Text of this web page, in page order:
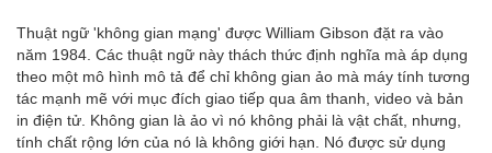
Thuật ngữ 'không gian mạng' được William Gibson đặt ra vào
năm 1984. Các thuật ngữ này thách thức định nghĩa mà áp dụng
theo một mô hình mô tả để chỉ không gian ảo mà máy tính tương
tác mạnh mẽ với mục đích giao tiếp qua âm thanh, video và bản
in điện tử. Không gian là ảo vì nó không phải là vật chất, nhưng,
tính chất rộng lớn của nó là không giới hạn. Nó được sử dụng